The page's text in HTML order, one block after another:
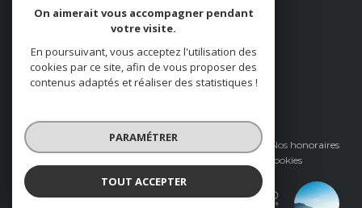
CAROLI IMMOBILIER
© 2026 | Tous droits réservés
Nos partenaires
Mentions légales
Nos honoraires
Cookies
Réalisé par :
On aimerait vous accompagner pendant
votre visite.
En poursuivant, vous acceptez l'utilisation des
cookies par ce site, afin de vous proposer des
contenus adaptés et réaliser des statistiques !
PARAMÉTRER
TOUT ACCEPTER